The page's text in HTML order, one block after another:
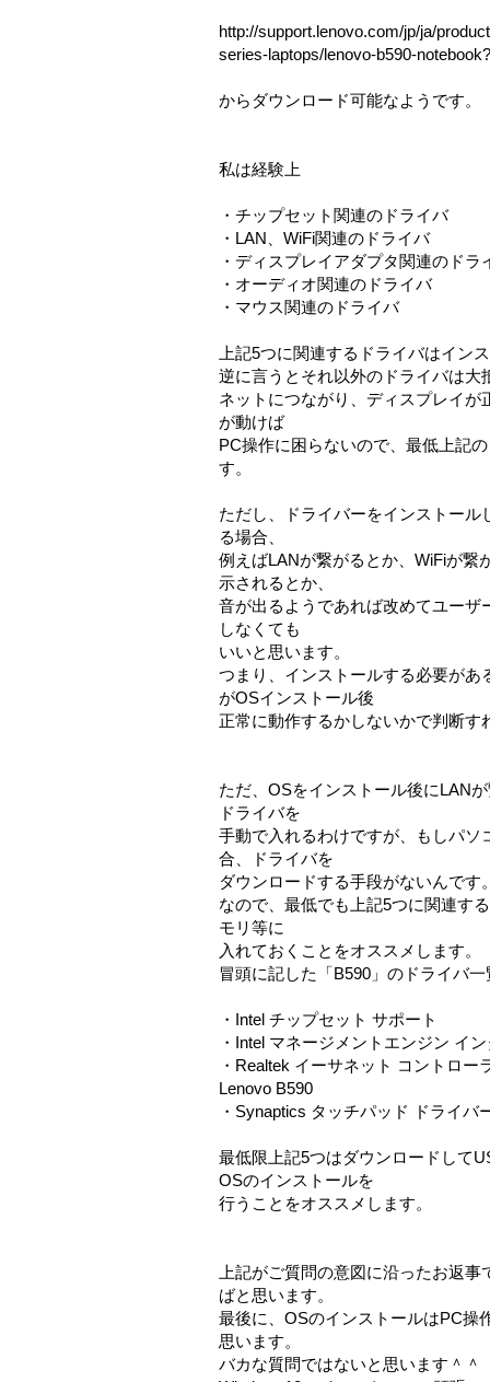
http://support.lenovo.com/jp/ja/
series-laptops/lenovo-b590-
からダウンロード可能なようです。
私は経験上
・チップセット関連のドライバ
・LAN、WiFi関連のドライバ
・ディスプレイアダプタ関連のドラ
・オーディオ関連のドライバ
・マウス関連のドライバ
上記5つに関連するドライバはイン
逆に言うとそれ以外のドライバは大
ネットにつながり、ディスプレイ
が動けば
PC操作に困らないので、最低上記
す。
ただし、ドライバーをインストー
る場合、
例えばLANが繋がるとか、WiFiが繋
示されるとか、
音が出るようであれば改めてユー
しなくても
いいと思います。
つまり、インストールする必要が
がOSインストール後
正常に動作するかしないかで判断す
ただ、OSをインストール後にLAN
ドライバを
手動で入れるわけですが、もしパ
合、ドライバを
ダウンロードする手段がないんです
なので、最低でも上記5つに関連す
モリ等に
入れておくことをオススメします。
冒頭に記した「B590」のドライバ
・Intel チップセット サポート
・Intel マネージメントエンジン イ
・Realtek イーサネット コントロー
Lenovo B590
・Synaptics タッチパッド ドライバ
最低限上記5つはダウンロードして
OSのインストールを
行うことをオススメします。
上記がご質問の意図に沿ったお返
ばと思います。
最後に、OSのインストールはPC操
思います。
バカな質問ではないと思います＾＾